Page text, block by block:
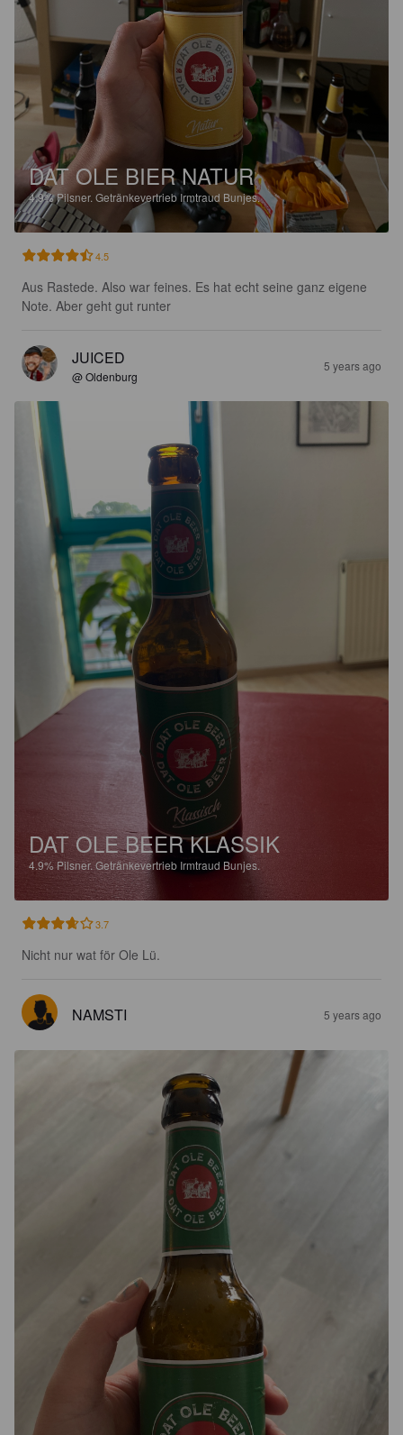
DAT OLE BIER NATUR
4.9%Pilsner. Getränkevertrieb Irmtraud Bunjes.
4.5
Aus Rastede. Also war feines. Es hat echt seine ganz eigene
Note. Aber geht gut runter
JUICED
@ Oldenburg
5 years ago
DAT OLE BEER KLASSIK
4.9% Pilsner.Getränkevertrieb Irmtraud Bunjes.
3.7
Nicht nur wat för Ole Lü.
NAMSTI 5 years ago